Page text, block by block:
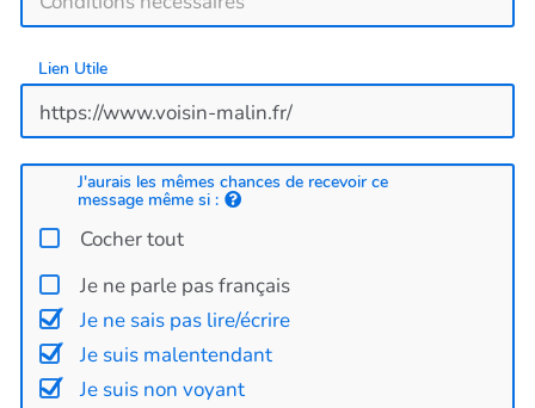
Lien Utile
J'aurais les mêmes chances de recevoir ce
message même si :
Cocher tout
Je ne parle pas français
Je ne sais pas lire/écrire
Je suis malentendant
Je suis non voyant